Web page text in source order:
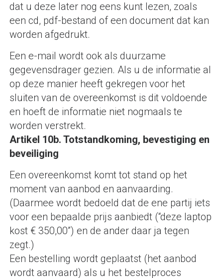
dat u deze later nog eens kunt lezen, zoals
een cd, pdf-bestand of een document dat kan
worden afgedrukt.
Een e-mail wordt ook als duurzame
gegevensdrager gezien. Als u de informatie al
op deze manier heeft gekregen voor het
sluiten van de overeenkomst is dit voldoende
en hoeft de informatie niet nogmaals te
worden verstrekt.
Artikel 10b. Totstandkoming, bevestiging en
beveiliging
Een overeenkomst komt tot stand op het
moment van aanbod en aanvaarding.
(Daarmee wordt bedoeld dat de ene partij iets
voor een bepaalde prijs aanbiedt (“deze laptop
kost € 350,00”) en de ander daar ja tegen
zegt.)
Een bestelling wordt geplaatst (het aanbod
wordt aanvaard) als u het bestelproces